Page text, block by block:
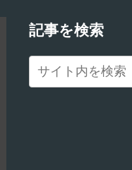
記事を検索